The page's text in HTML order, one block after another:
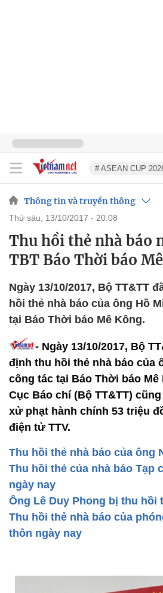
# ASEAN CUP
Thông tin và truyền thông
thứ sáu, 13/10/2017 - 20:08
Thu hồi thẻ nhà báo
TBT Báo Thời báo
Ngày 13/10/2017, Bộ TT&TT
hồi thẻ nhà báo của ông Hồ
tại Báo Thời báo Mê Kông.
- Ngày 13/10/2017, Bộ
định thu hồi thẻ nhà báo của
công tác tại Báo Thời báo Mê
Cục Báo chí (Bộ TT&TT)
xử phạt hành chính 53 triệu
điện tử TTV.
Thu hồi thẻ nhà báo của ông
Thu hồi thẻ của nhà báo Tạp
ngày nay
Ông Lê Duy Phong bị thu hồi
Thu hồi thẻ nhà báo của
thôn ngày nay